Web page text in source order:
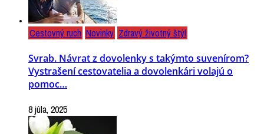
Cestovný ruch Novinky Zdravý životný štýl
Svrab. Návrat z dovolenky s takýmto suvenírom?
Vystrašení cestovatelia a dovolenkári volajú o
pomoc…
8 júla, 2025